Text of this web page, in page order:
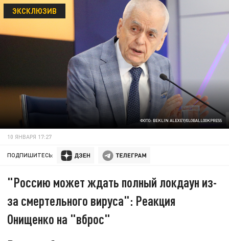
ФОТО: BEKLIN ALEXEY/GLOBALLOOKPRESS
ЭКСКЛЮЗИВ
10 ЯНВАРЯ 17:27
ПОДПИШИТЕСЬ:
"Россию может ждать полный локдаун из-
за смертельного вируса": Реакция
Онищенко на "вброс"